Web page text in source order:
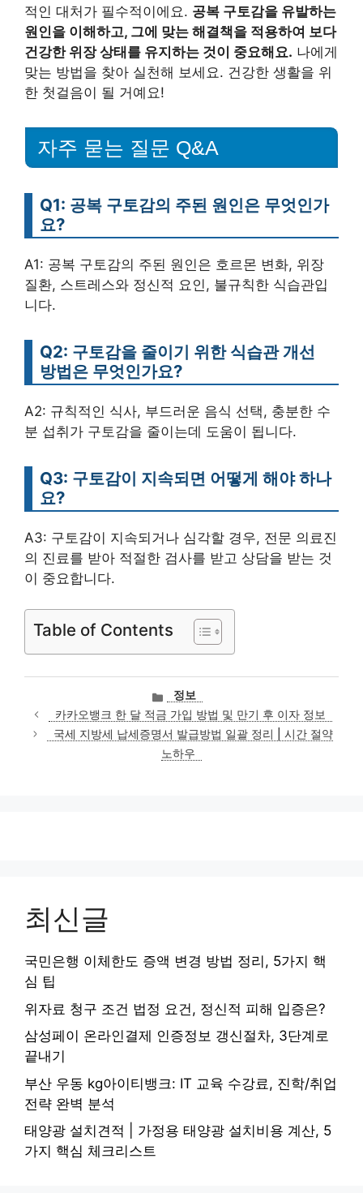
적인 대처가 필수적이에요. 공복 구토감을 유발하는
원인을 이해하고, 그에 맞는 해결책을 적용하여 보다
건강한 위장 상태를 유지하는 것이 중요해요. 나에게
맞는 방법을 찾아 실천해 보세요. 건강한 생활을 위
한 첫걸음이 될 거예요!
자주 묻는 질문 Q&A
Q1: 공복 구토감의 주된 원인은 무엇인가
요?
A1: 공복 구토감의 주된 원인은 호르몬 변화, 위장
질환, 스트레스와 정신적 요인, 불규칙한 식습관입
니다.
Q2: 구토감을 줄이기 위한 식습관 개선
방법은 무엇인가요?
A2: 규칙적인 식사, 부드러운 음식 선택, 충분한 수
분 섭취가 구토감을 줄이는데 도움이 됩니다.
Q3: 구토감이 지속되면 어떻게 해야 하나
요?
A3: 구토감이 지속되거나 심각할 경우, 전문 의료진
의 진료를 받아 적절한 검사를 받고 상담을 받는 것
이 중요합니다.
Table of Contents
카
테
고
리
정보
카카오뱅크 한 달 적금 가입 방법 및 만기 후 이자 정보
국세 지방세 납세증명서 발급방법 일괄 정리 | 시간 절약
노하우
최신글
국민은행 이체한도 증액 변경 방법 정리, 5가지 핵
심 팁
위자료 청구 조건 법정 요건, 정신적 피해 입증은?
삼성페이 온라인결제 인증정보 갱신절차, 3단계로
끝내기
부산 우동 kg아이티뱅크: IT 교육 수강료, 진학/취업
전략 완벽 분석
태양광 설치견적 | 가정용 태양광 설치비용 계산, 5
가지 핵심 체크리스트